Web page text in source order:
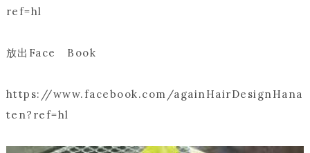
ref=hl
放出Face Book
https://www.facebook.com/againHairDesignHana
ten?ref=hl